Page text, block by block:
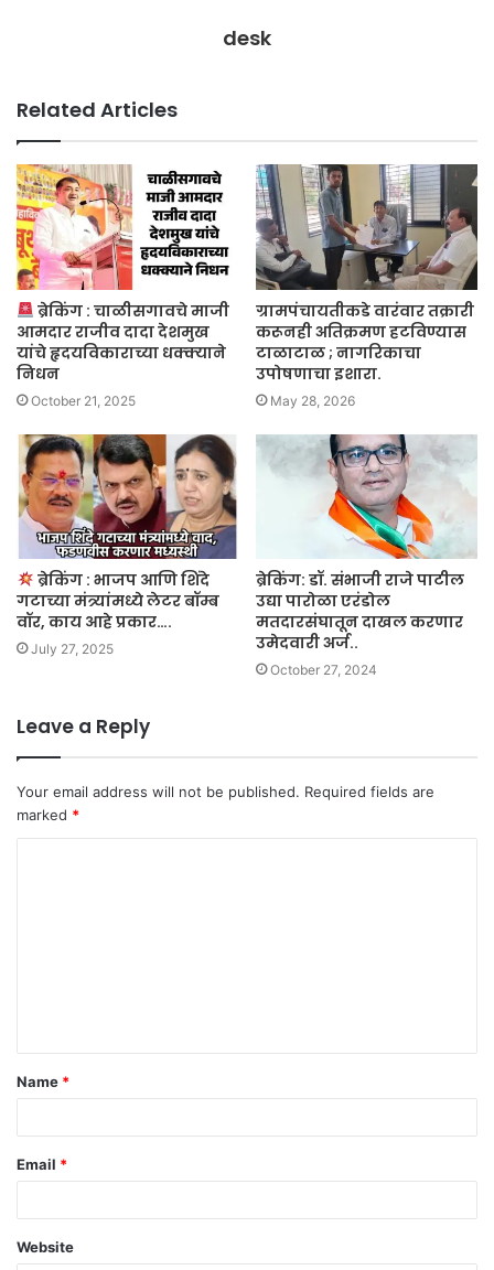
desk
Related Articles
ब्रेकिंग : चाळीसगावचे माजी
आमदार राजीव दादा देशमुख
यांचे हृदयविकाराच्या धक्क्याने
निधन
October 21, 2025
ग्रामपंचायतीकडे वारंवार तक्रारी
करूनही अतिक्रमण हटविण्यास
टाळाटाळ ; नागरिकाचा
उपोषणाचा इशारा.
May 28, 2026
ब्रेकिंग : भाजप आणि शिंदे
गटाच्या मंत्र्यांमध्ये लेटर बॉम्ब
वॉर, काय आहे प्रकार….
July 27, 2025
ब्रेकिंग: डॉ. संभाजी राजे पाटील
उद्या पारोळा एरंडोल
मतदारसंघातून दाखल करणार
उमेदवारी अर्ज..
October 27, 2024
Leave a Reply
Your email address will not be published. Required fields are
marked *
t
*
Name *
Email *
Website